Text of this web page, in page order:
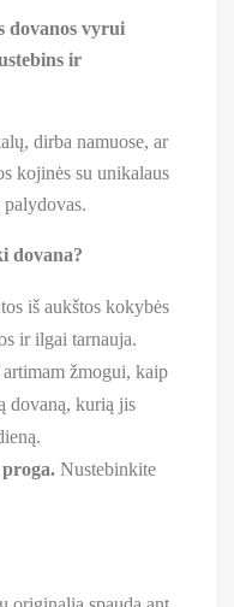
dovanos vyrui
ir
dirba namuose, ar
kojinės su unikalaus
dovana?
iš aukštos kokybės
ir ilgai tarnauja.
žmogui, kaip
dovaną, kurią jis
Nustebinkite